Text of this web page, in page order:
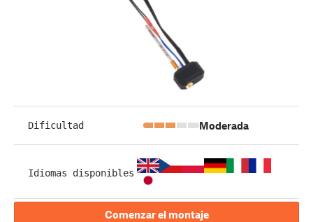
Dificultad Moderada
Idiomas disponibles
Comenzar el montaje